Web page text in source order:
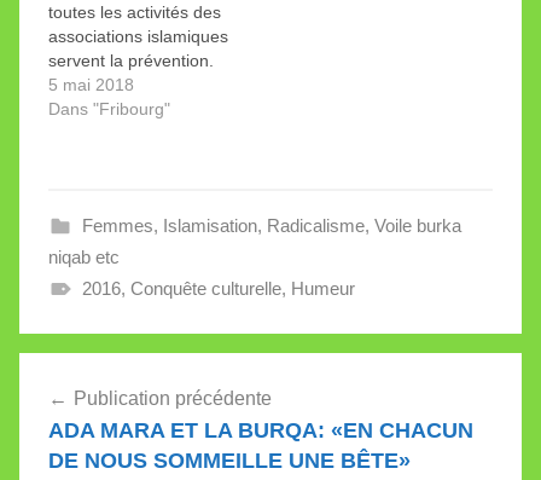
toutes les activités des
associations islamiques
servent la prévention.
Corollaire: il faut
professionnaliser et
l’islam font tomber sur
cette religion et ses
prosélytes une pluie de
bienfaits. En premier…
5 mai 2018
Dans "Fribourg"
Femmes, Islamisation, Radicalisme, Voile burka
niqab etc
2016, Conquête culturelle, Humeur
de
l’article
Publication précédente
ADA MARA ET LA BURQA: «EN CHACUN
DE NOUS SOMMEILLE UNE BÊTE»